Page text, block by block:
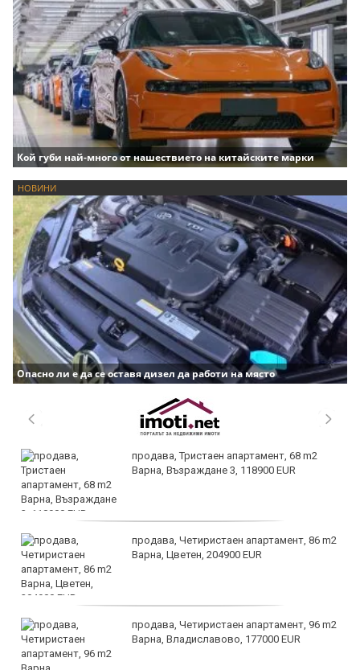
Кой губи най-много от нашествието на китайските марки
НОВИНИ
Опасно ли е да се оставя дизел да работи на място
продава, Тристаен апартамент, 68 m2
Варна, Възраждане 3, 118900 EUR
продава, Четиристаен апартамент, 86 m2
Варна, Цветен, 204900 EUR
продава, Четиристаен апартамент, 96 m2
Варна, Владиславово, 177000 EUR